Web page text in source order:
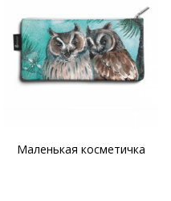
Маленькая косметичка